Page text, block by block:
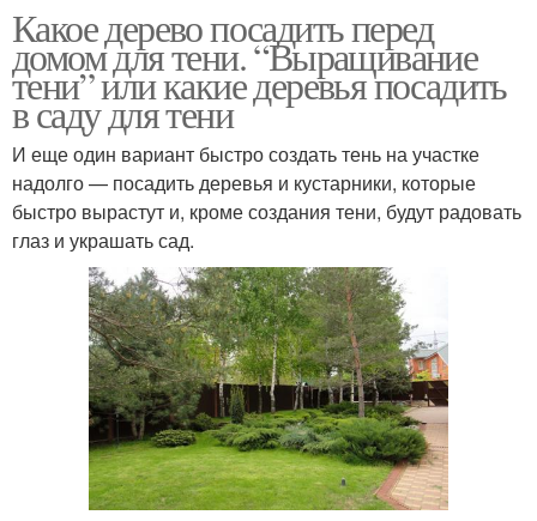
Какое дерево посадить перед
домом для тени. “Выращивание
тени” или какие деревья посадить
в саду для тени
И еще один вариант быстро создать тень на участке
надолго — посадить деревья и кустарники, которые
быстро вырастут и, кроме создания тени, будут радовать
глаз и украшать сад.